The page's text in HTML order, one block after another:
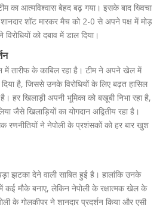
का आत्मविश्वास बेहद बढ़ गया। इसके बाद ख्विचा
शॉट मारकर मैच को 2-0 से अपने पक्ष में मोड़
को दबाव में डाल दिया।
में तारीफ के काबिल रहा है। टीम ने अपने खेल में
है, जिससे उनके विरोधियों के लिए बढ़त हासिल
हर खिलाड़ी अपनी भूमिका को बखूबी निभा रहा है,
जैसे खिलाड़ियों का योगदान अद्वितीय रहा है।
रणनीतियों ने नेपोली के प्रशंसकों को हर बार खुश
झटका देने वाली साबित हुई है। हालांकि उनके
मौके बनाए, लेकिन नेपोली के रक्षात्मक खेल के
के गोलकीपर ने शानदार प्रदर्शन किया और एसी